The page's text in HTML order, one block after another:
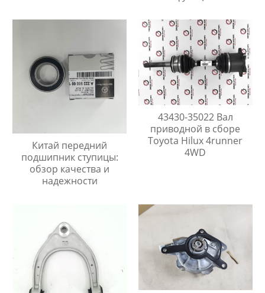
Китай передний
подшипник ступицы:
обзор качества и
надежности
43430-35022 Вал
приводной в сборе
Toyota Hilux 4runner
4WD